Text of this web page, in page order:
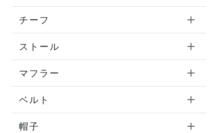
チーフ
ストール
マフラー
ベルト
帽子